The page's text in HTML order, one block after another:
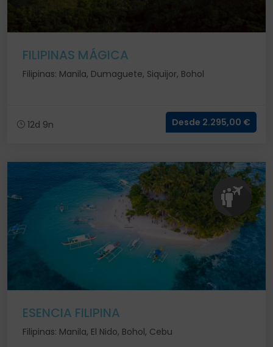
FILIPINAS MÁGICA
Filipinas: Manila, Dumaguete, Siquijor, Bohol
12d 9n Desde 2.295,00 €
ESENCIA FILIPINA
Filipinas: Manila, El Nido, Bohol, Cebu